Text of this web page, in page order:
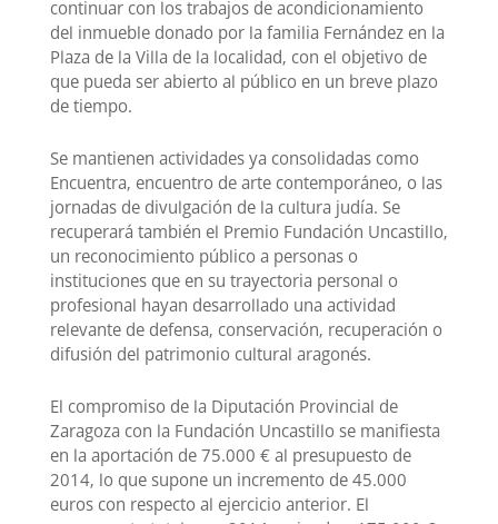
continuar con los trabajos de acondicionamiento
del inmueble donado por la familia Fernández en la
Plaza de la Villa de la localidad, con el objetivo de
que pueda ser abierto al público en un breve plazo
de tiempo.
Se mantienen actividades ya consolidadas como
Encuentra, encuentro de arte contemporáneo, o las
jornadas de divulgación de la cultura judía. Se
recuperará también el Premio Fundación Uncastillo,
un reconocimiento público a personas o
instituciones que en su trayectoria personal o
profesional hayan desarrollado una actividad
relevante de defensa, conservación, recuperación o
difusión del patrimonio cultural aragonés.
El compromiso de la Diputación Provincial de
Zaragoza con la Fundación Uncastillo se manifiesta
en la aportación de 75.000 € al presupuesto de
2014, lo que supone un incremento de 45.000
euros con respecto al ejercicio anterior. El